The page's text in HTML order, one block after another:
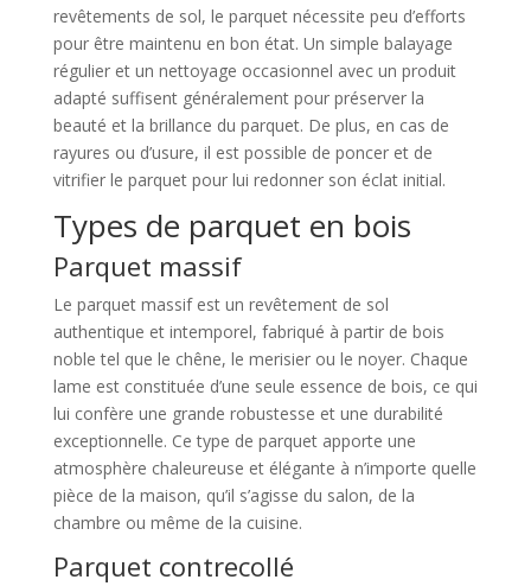
revêtements de sol, le parquet nécessite peu d’efforts
pour être maintenu en bon état. Un simple balayage
régulier et un nettoyage occasionnel avec un produit
adapté suffisent généralement pour préserver la
beauté et la brillance du parquet. De plus, en cas de
rayures ou d’usure, il est possible de poncer et de
vitrifier le parquet pour lui redonner son éclat initial.
Types de parquet en bois
Parquet massif
Le parquet massif est un revêtement de sol
authentique et intemporel, fabriqué à partir de bois
noble tel que le chêne, le merisier ou le noyer. Chaque
lame est constituée d’une seule essence de bois, ce qui
lui confère une grande robustesse et une durabilité
exceptionnelle. Ce type de parquet apporte une
atmosphère chaleureuse et élégante à n’importe quelle
pièce de la maison, qu’il s’agisse du salon, de la
chambre ou même de la cuisine.
Parquet contrecollé